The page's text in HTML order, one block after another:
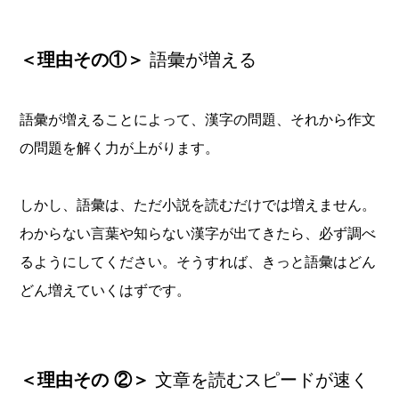
＜理由その①＞語彙が増える
語彙が増えることによって、漢字の問題、それから作文
の問題を解く力が上がります。
しかし、語彙は、ただ小説を読むだけでは増えません。
わからない言葉や知らない漢字が出てきたら、必ず調べ
るようにしてください。そうすれば、きっと語彙はどん
どん増えていくはずです。
＜理由その ②＞文章を読むスピードが速く